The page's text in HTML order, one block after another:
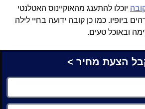
יוכלו להתענג מהאוקיינוס האטלנטי
ביופיו. כמו כן קובה ידועה בחיי לילה
ובאוכל טעים.
הצעת מחיר >